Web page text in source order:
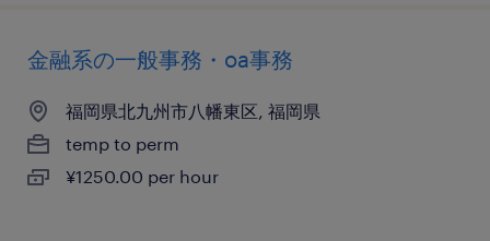
金融系の一般事務・oa事務
福岡県北九州市八幡東区, 福岡県
temp to perm
¥1250.00 per hour